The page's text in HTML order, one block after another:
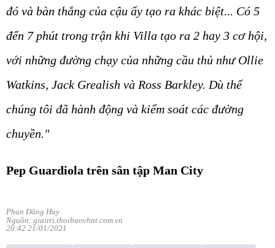
đó và bàn thắng của cậu ấy tạo ra khác biệt... Có 5
đến 7 phút trong trận khi Villa tạo ra 2 hay 3 cơ hội,
với những đường chạy của những cầu thủ như Ollie
Watkins, Jack Grealish và Ross Barkley. Dù thế
chúng tôi đã hành động và kiểm soát các đường
chuyền."
Pep Guardiola trên sân tập Man City
Phan Đăng Huy
Nguồn: giaitri.thoibaovhnt.com.vn
20:42 21/01/2021